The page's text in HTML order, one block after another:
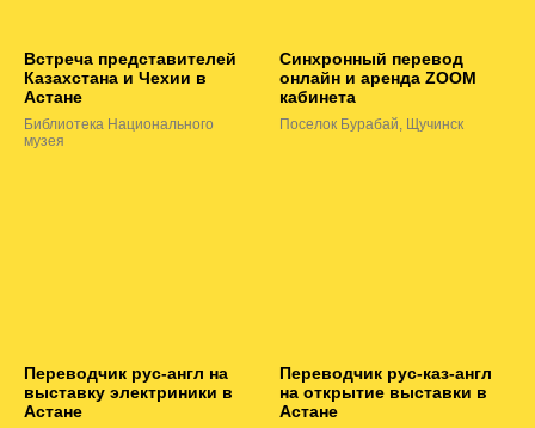
Встреча представителей
Казахстана и Чехии в
Астане
Библиотека Национального
музея
Синхронный перевод
онлайн и аренда ZOOM
кабинета
Поселок Бурабай, Щучинск
Переводчик рус-англ на
выставку электриники в
Астане
Переводчик рус-каз-англ
на открытие выставки в
Астане